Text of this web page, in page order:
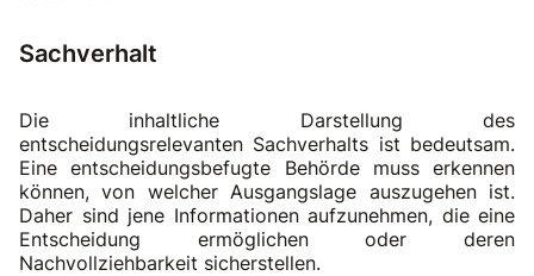
Sachverhalt
Die inhaltliche Darstellung des
entscheidungsrelevanten Sachverhalts ist bedeutsam.
Eine entscheidungsbefugte Behörde muss erkennen
können, von welcher Ausgangslage auszugehen ist.
Daher sind jene Informationen aufzunehmen, die eine
Entscheidung ermöglichen oder deren
Nachvollziehbarkeit sicherstellen.